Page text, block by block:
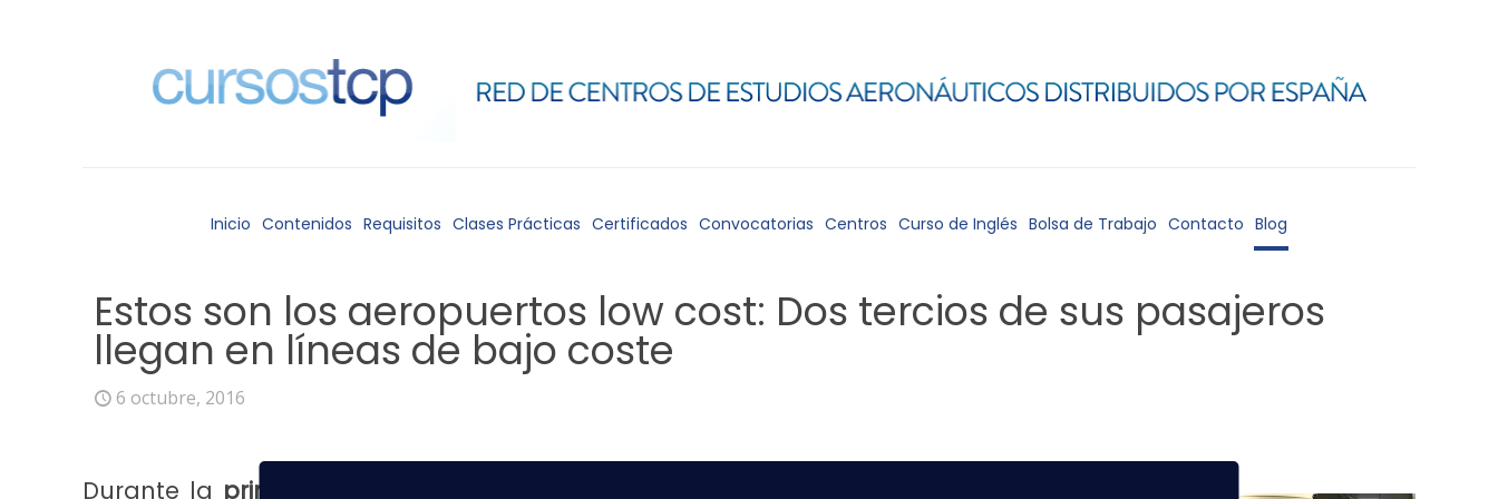
Inicio Contenidos Requisitos Clases Prácticas Certificados Convocatorias Centros Curso de Inglés Bolsa de Trabajo Contacto Blog
Estos son los aeropuertos low cost: Dos tercios de sus pasajeros
llegan en líneas de bajo coste
6 octubre, 2016
Durante la primera mitad de 2016